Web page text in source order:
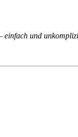
einfach und